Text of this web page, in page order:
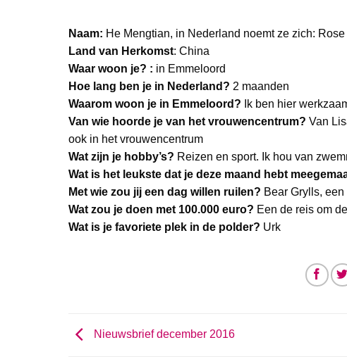
Naam: He Mengtian, in Nederland noemt ze zich: Rose
Land van Herkomst: China
Waar woon je? : in Emmeloord
Hoe lang ben je in Nederland? 2 maanden
Waarom woon je in Emmeloord? Ik ben hier
Van wie hoorde je van het vrouwencentrum? Van
ook in het vrouwencentrum
Wat zijn je hobby’s? Reizen en sport. Ik hou van
Wat is het leukste dat je deze maand hebt
Met wie zou jij een dag willen ruilen? Bear Grylls,
Wat zou je doen met 100.000 euro? Een de reis om
Wat is je favoriete plek in de polder? Urk
Nieuwsbrief december 2016